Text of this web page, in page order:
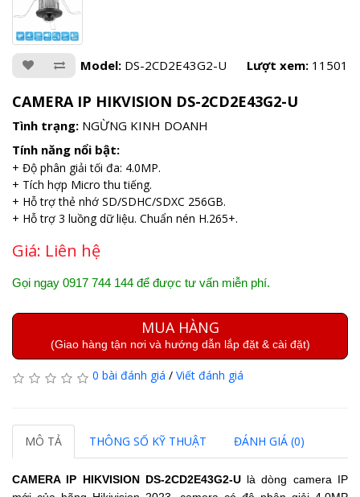
Model: DS-2CD2E43G2-U Lượt xem: 11501
CAMERA IP HIKVISION DS-2CD2E43G2-U
Tình trạng: NGỪNG KINH DOANH
Tính năng nổi bật:
+ Độ phân giải tối đa: 4.0MP.
+ Tích hợp Micro thu tiếng.
+ Hỗ trợ thẻ nhớ SD/SDHC/SDXC 256GB.
+ Hỗ trợ 3 luồng dữ liệu. Chuẩn nén H.265+.
Giá: Liên hệ
Gọi ngay 0917 744 144 để được tư vấn miễn phí.
MUA HÀNG
(Giao hàng tận nơi và hướng dẫn lắp đặt & cài đặt)
0 bài đánh giá / Viết đánh giá
MÔ TẢ THÔNG SỐ KỸ THUẬT ĐÁNH GIÁ (0)
CAMERA IP HIKVISION DS-2CD2E43G2-Ulà dòng camera IP